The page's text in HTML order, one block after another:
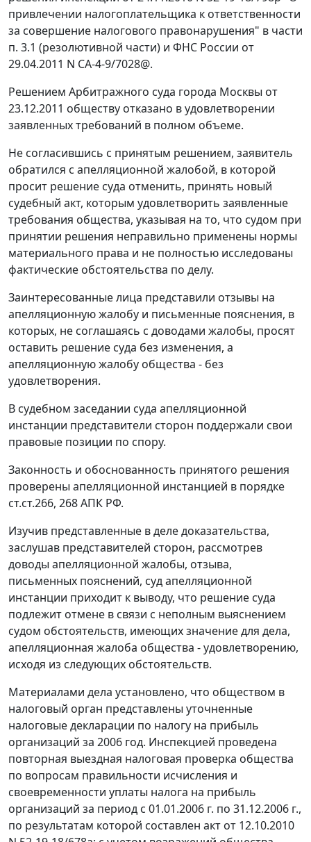
привлечении налогоплательщика к ответственности
за совершение налогового правонарушения" в части
п. 3.1 (резолютивной части) и ФНС России от
29.04.2011 N СА-4-9/7028@.
Решением Арбитражного суда города Москвы от
23.12.2011 обществу отказано в удовлетворении
заявленных требований в полном объеме.
Не согласившись с принятым решением, заявитель
обратился с апелляционной жалобой, в которой
просит решение суда отменить, принять новый
судебный акт, которым удовлетворить заявленные
требования общества, указывая на то, что судом при
принятии решения неправильно применены нормы
материального права и не полностью исследованы
фактические обстоятельства по делу.
Заинтересованные лица представили отзывы на
апелляционную жалобу и письменные пояснения, в
которых, не соглашаясь с доводами жалобы, просят
оставить решение суда без изменения, а
апелляционную жалобу общества - без
удовлетворения.
В судебном заседании суда апелляционной
инстанции представители сторон поддержали свои
правовые позиции по спору.
Законность и обоснованность принятого решения
проверены апелляционной инстанцией в порядке
ст.ст.266, 268АПК РФ.
Изучив представленные в деле доказательства,
заслушав представителей сторон, рассмотрев
доводы апелляционной жалобы, отзыва,
письменных пояснений, суд апелляционной
инстанции приходит к выводу, что решение суда
подлежит отмене в связи с неполным выяснением
судом обстоятельств, имеющих значение для дела,
апелляционная жалоба общества - удовлетворению,
исходя из следующих обстоятельств.
Материалами дела установлено, что обществом в
налоговый орган представлены уточненные
налоговые декларации по налогу на прибыль
организаций за 2006 год. Инспекцией проведена
повторная выездная налоговая проверка общества
по вопросам правильности исчисления и
своевременности уплаты налога на прибыль
организаций за период с 01.01.2006 г. по 31.12.2006 г.,
по результатам которой составлен акт от 12.10.2010